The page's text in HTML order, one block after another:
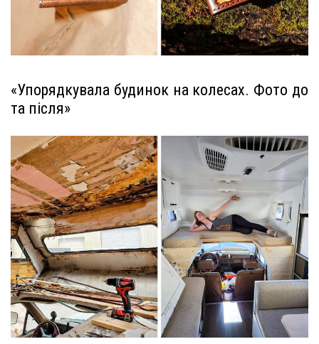
«Упорядкувала будинок на колесах. Фото до
та після»